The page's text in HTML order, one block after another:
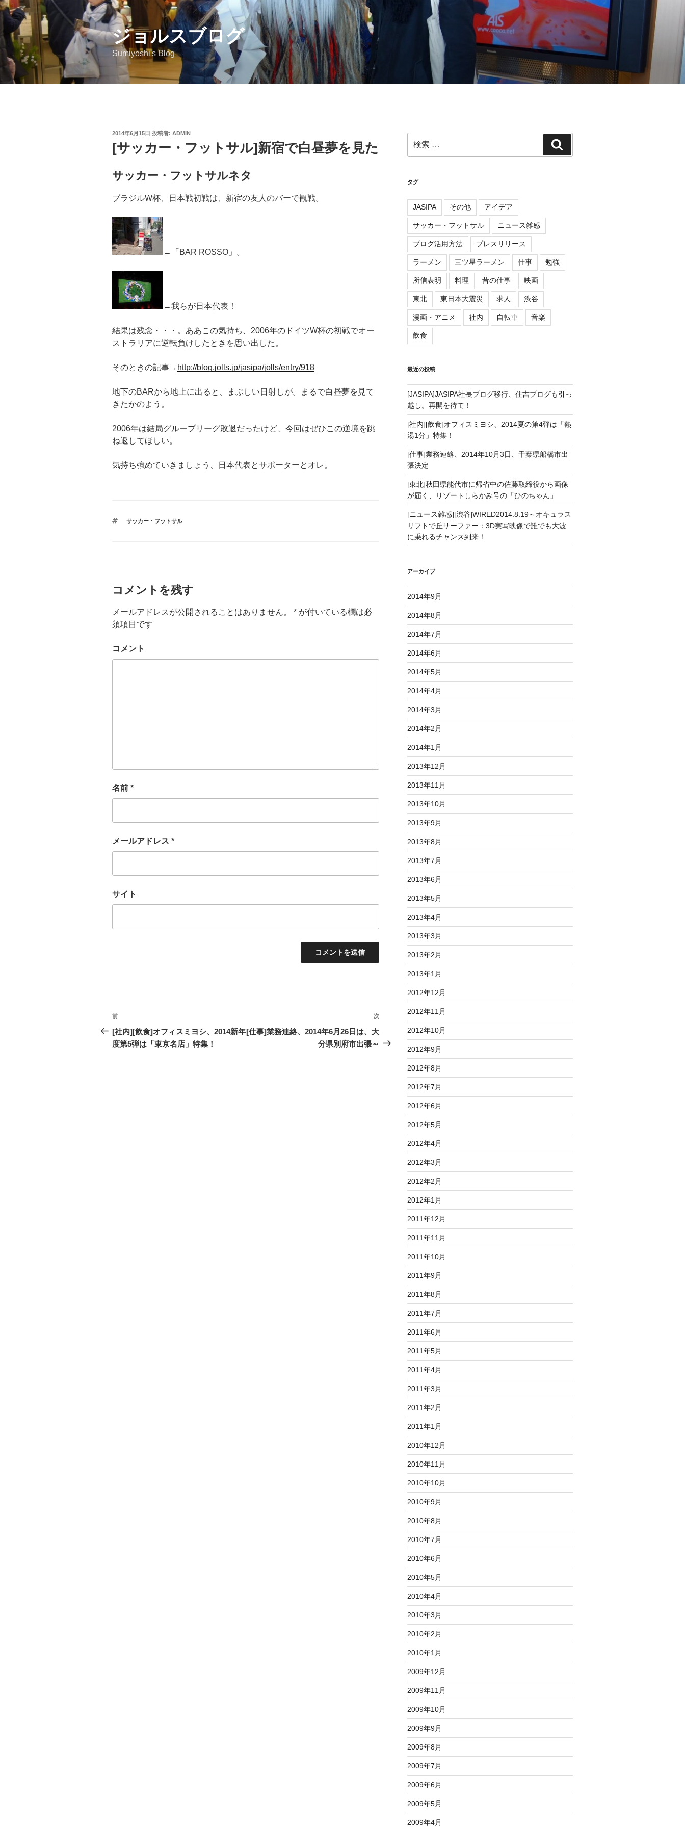
コ
ツ
へ
ジョルスブログ
Sumiyoshi's Blog
投
2014年6月15日 投稿者: ADMIN
[サッカー・フットサル]新宿で白昼夢を見た
サッカー・フットサルネタ
ブラジルW杯、日本戦初戦は、新宿の友人のバーで観戦。
←「BAR ROSSO」。
←我らが日本代表！
結果は残念・・・。ああこの気持ち、2006年のドイツW杯の初戦でオー
ストラリアに逆転負けしたときを思い出した。
そのときの記事→ http://blog.jolls.jp/jasipa/jolls/entry/918
地下のBARから地上に出ると、まぶしい日射しが。まるで白昼夢を見て
きたかのよう。
2006年は結局グループリーグ敗退だったけど、今回はぜひこの逆境を跳
ね返してほしい。
気持ち強めていきましょう、日本代表とサポーターとオレ。
タ
サッカー・フットサル
コメントを残す
メールアドレスが公開されることはありません。 * が付いている欄は必
須項目です
コメント
名前 *
メールアドレス *
サイト
投
稿
ナ
過
去
の
前
[社内][飲食]オフィスミヨシ、2014新年
度第5弾は「東京名店」特集！
投
次
[仕事]業務連絡、2014年6月26日は、大
分県別府市出張～
索:
索
タグ
JASIPA その他 アイデア
サッカー・フットサル ニュース雑感
ブログ活用方法 プレスリリース
ラーメン 三ツ星ラーメン 仕事 勉強
所信表明 料理 昔の仕事 映画
東北 東日本大震災 求人 渋谷
漫画・アニメ 社内 自転車 音楽
飲食
最近の投稿
[JASIPA]JASIPA社長ブログ移行、住吉ブログも引っ
越し。再開を待て！
[社内][飲食]オフィスミヨシ、2014夏の第4弾は「熱
湯1分」特集！
[仕事]業務連絡、2014年10月3日、千葉県船橋市出
張決定
[東北]秋田県能代市に帰省中の佐藤取締役から画像
が届く、リゾートしらかみ号の「ひのちゃん」
[ニュース雑感][渋谷]WIRED2014.8.19～オキュラス
リフトで丘サーファー：3D実写映像で誰でも大波
に乗れるチャンス到来！
アーカイブ
2014年9月
2014年8月
2014年7月
2014年6月
2014年5月
2014年4月
2014年3月
2014年2月
2014年1月
2013年12月
2013年11月
2013年10月
2013年9月
2013年8月
2013年7月
2013年6月
2013年5月
2013年4月
2013年3月
2013年2月
2013年1月
2012年12月
2012年11月
2012年10月
2012年9月
2012年8月
2012年7月
2012年6月
2012年5月
2012年4月
2012年3月
2012年2月
2012年1月
2011年12月
2011年11月
2011年10月
2011年9月
2011年8月
2011年7月
2011年6月
2011年5月
2011年4月
2011年3月
2011年2月
2011年1月
2010年12月
2010年11月
2010年10月
2010年9月
2010年8月
2010年7月
2010年6月
2010年5月
2010年4月
2010年3月
2010年2月
2010年1月
2009年12月
2009年11月
2009年10月
2009年9月
2009年8月
2009年7月
2009年6月
2009年5月
2009年4月